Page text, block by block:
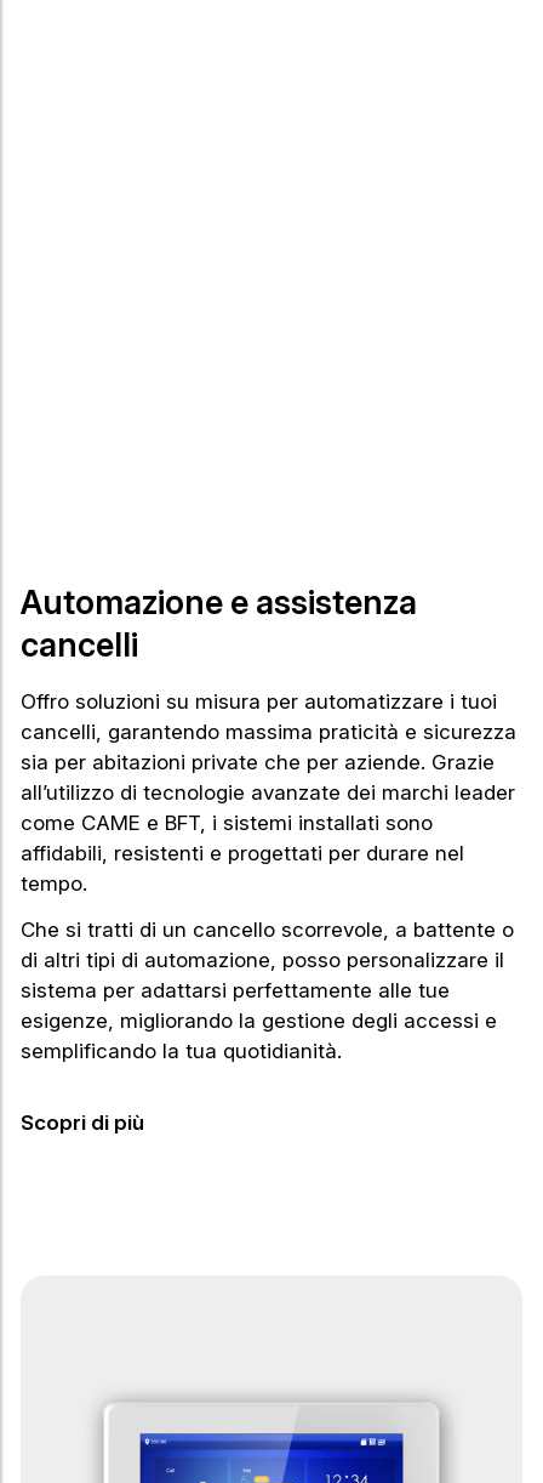
Automazione e assistenza
cancelli
Offro soluzioni su misura per automatizzare i tuoi
cancelli, garantendo massima praticità e sicurezza
sia per abitazioni private che per aziende. Grazie
all’utilizzo di tecnologie avanzate dei marchi leader
come CAME e BFT, i sistemi installati sono
affidabili, resistenti e progettati per durare nel
tempo.
Che si tratti di un cancello scorrevole, a battente o
di altri tipi di automazione, posso personalizzare il
sistema per adattarsi perfettamente alle tue
esigenze, migliorando la gestione degli accessi e
semplificando la tua quotidianità.
Scopri di più